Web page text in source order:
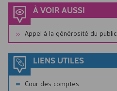
À VOIR AUSSI
Appel à la générosité du public
LIENS UTILES
Cour des comptes